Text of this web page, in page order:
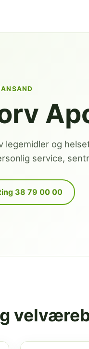
legemidler og
service,
38 79 00 00